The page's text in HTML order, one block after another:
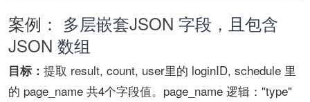
案例 ： 多层嵌套JSON 字段，且包含
JSON 数组
目标： 提取 result, count, user里的 loginID, schedule 里
的 page_name 共4个字段值。page_name 逻辑："type"